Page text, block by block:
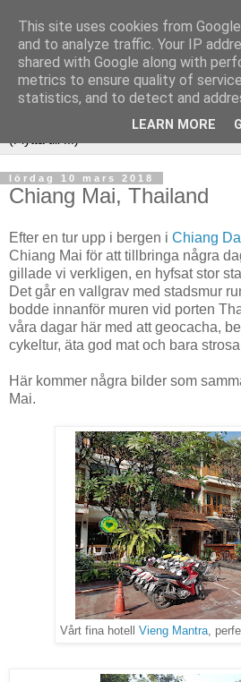
lördag 10 mars 2018
Chiang Mai, Thailand
Efter en tur upp i bergen i Chiang
Chiang Mai för att tillbringa några
gillade vi verkligen, en hyfsat stor
Det går en vallgrav med stadsmur
bodde innanför muren vid porten
våra dagar här med att geocacha,
cykeltur, äta god mat och bara
Här kommer några bilder som
Mai.
Vårt fina hotell Vieng Mantra,
This site uses cookies from
and to analyze traffic. Your IP
shared with Google along with
metrics to ensure quality of
statistics, and to detect and
LEARN MORE